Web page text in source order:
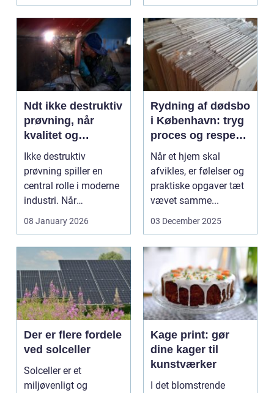
Ndt ikke destruktiv
prøvning, når
kvalitet og
sikkerhed er
afgørende
Ikke destruktiv
prøvning spiller en
central rolle i moderne
industri. Når
svejsninger,
trykbærende u...
08 January 2026
Rydning af dødsbo
i København: tryg
proces og respekt
for boet
Når et hjem skal
afvikles, er følelser og
praktiske opgaver tæt
vævet samme...
03 December 2025
Der er flere fordele
ved solceller
Solceller er et
miljøvenligt og
Kage print: gør
dine kager til
kunstværker
I det blomstrende